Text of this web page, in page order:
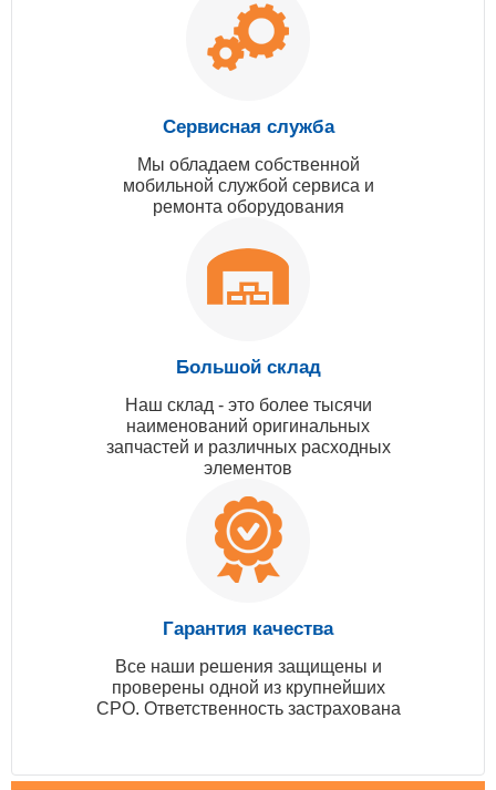
Сервисная служба
Мы обладаем собственной
мобильной службой сервиса и
ремонта оборудования
Большой склад
Наш склад - это более тысячи
наименований оригинальных
запчастей и различных расходных
элементов
Гарантия качества
Все наши решения защищены и
проверены одной из крупнейших
СРО. Ответственность застрахована